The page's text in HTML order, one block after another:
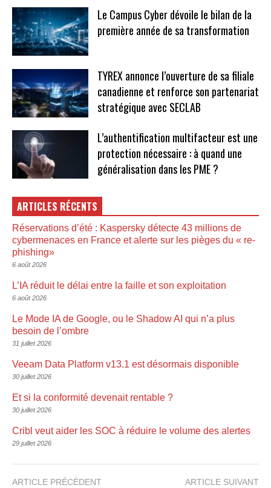
Le Campus Cyber dévoile le bilan de la
première année de sa transformation
TYREX annonce l’ouverture de sa filiale
canadienne et renforce son partenariat
stratégique avec SECLAB
L’authentification multifacteur est une
protection nécessaire : à quand une
généralisation dans les PME ?
ARTICLES RÉCENTS
Réservations d’été : Kaspersky détecte 43 millions de
cybermenaces en France et alerte sur les pièges du « re-
phishing»
6 août 2026
L’IA réduit le délai entre la faille et son exploitation
6 août 2026
Le Mode IA de Google, ou le Shadow AI qui n’a plus
besoin de l’ombre
31 juillet 2026
Veeam Data Platform v13.1 est désormais disponible
30 juillet 2026
Et si la conformité devenait rentable ?
30 juillet 2026
Cribl veut aider les SOC à réduire le volume des alertes
29 juillet 2026
ARTICLE PRÉCÉDENT ARTICLE SUIVANT